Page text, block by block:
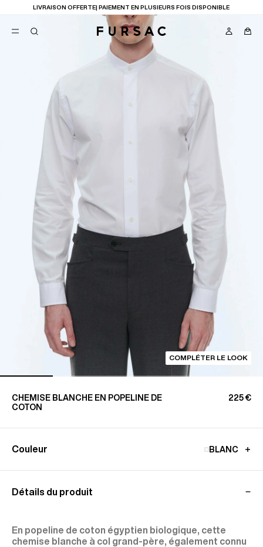
LIVRAISON OFFERTE| PAIEMENT EN PLUSIEURS FOIS DISPONIBLE
COMPLÉTER LE LOOK
CHEMISE BLANCHE EN POPELINE DE
COTON
225 €
Couleur BLANC
Détails du produit
En popeline de coton égyptien biologique, cette
chemise blanche à col grand-père, également connu
FAVORIS
COSTUMES
PANTALONS
SUGGESTIONS
MEILLEURES VENTES
NOUVELLE COLLECTION
LAST CHANCE